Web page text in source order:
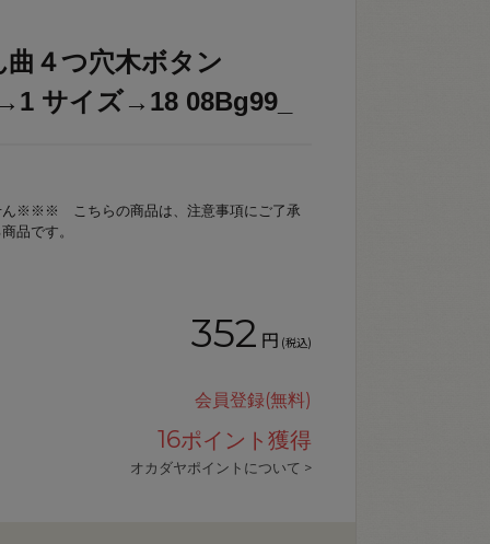
４つ穴木ボタン
サイズ→18 08Bg99_
※※※ こちらの商品は、注意事項にご了承
品です。
352 円 (税込)
会員登録(無料)
16ポイント獲得
オカダヤポイントについて >